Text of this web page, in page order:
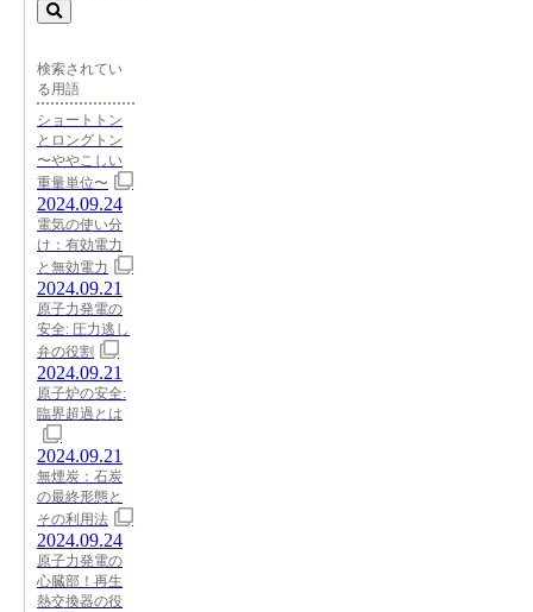
検索されてい
る用語
ショートトン
とロングトン
〜ややこしい
重量単位〜
2024.09.24
電気の使い分
け：有効電力
と無効電力
2024.09.21
原子力発電の
安全: 圧力逃し
弁の役割
2024.09.21
原子炉の安全:
臨界超過とは
2024.09.21
無煙炭：石炭
の最終形態と
その利用法
2024.09.24
原子力発電の
心臓部！再生
熱交換器の役